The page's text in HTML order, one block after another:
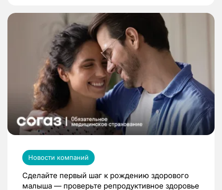
Новости компаний
Сделайте первый шаг к рождению здорового
малыша — проверьте репродуктивное здоровье